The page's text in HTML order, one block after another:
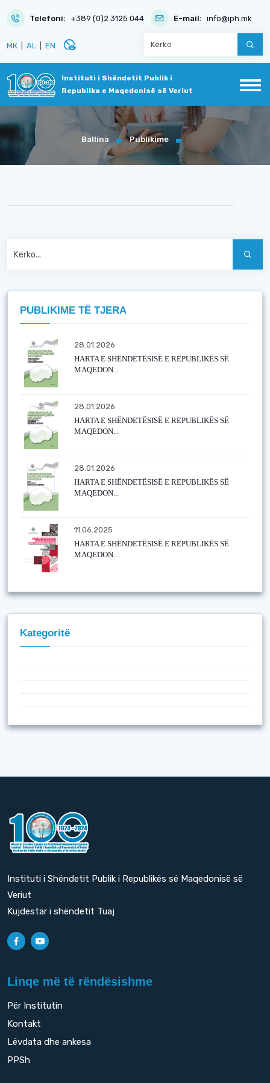
Telefoni: +389 (0)2 3125 044 E-mail: info@iph.mk
МК AL EN disabled_visible
Instituti i Shëndetit Publik i
Republika e Maqedonisë së Veriut
Ballina Publikime
PUBLIKIME TË TJERA
28.01.2026
HARTA E SHËNDETËSISË E REPUBLIKËS SË
MAQEDON...
28.01.2026
HARTA E SHËNDETËSISË E REPUBLIKËS SË
MAQEDON...
28.01.2026
HARTA E SHËNDETËSISË E REPUBLIKËS SË
MAQEDON...
11.06.2025
HARTA E SHËNDETËSISË E REPUBLIKËS SË
MAQEDON...
Kategoritë
Instituti i Shëndetit Publik i Republikës së Maqedonisë së
Veriut
Kujdestar i shëndetit Tuaj
Linqe më të rëndësishme
Për Institutin
Kontakt
Lëvdata dhe ankesa
PPSh